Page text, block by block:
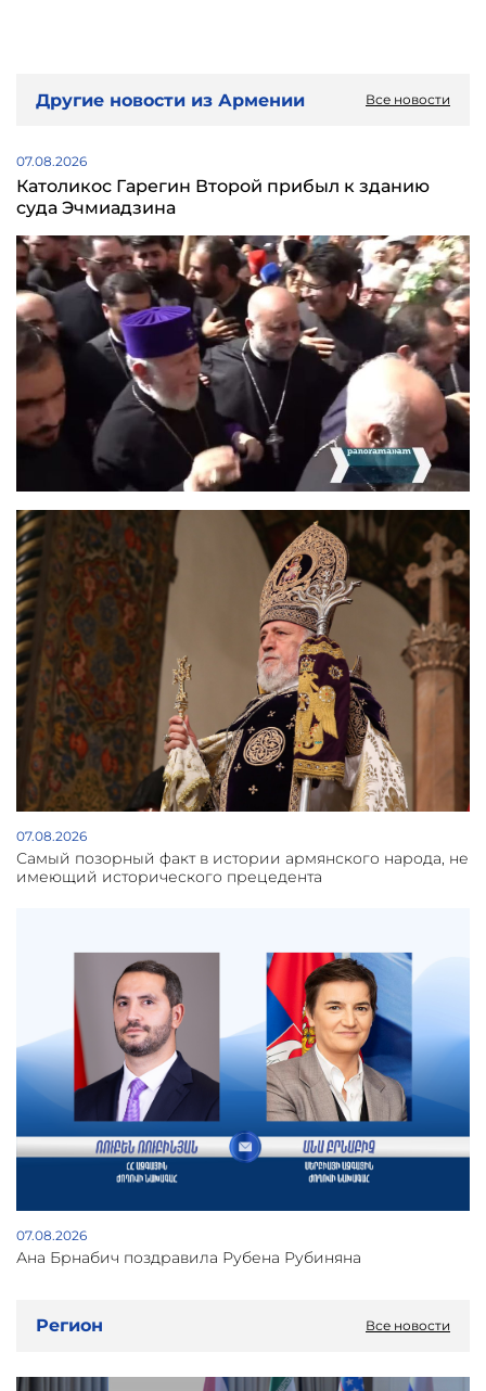
Другие новости из Армении Все новости
07.08.2026
Католикос Гарегин Второй прибыл к зданию
суда Эчмиадзина
07.08.2026
Самый позорный факт в истории армянского народа, не
имеющий исторического прецедента
07.08.2026
Ана Брнабич поздравила Рубена Рубиняна
Регион Все новости